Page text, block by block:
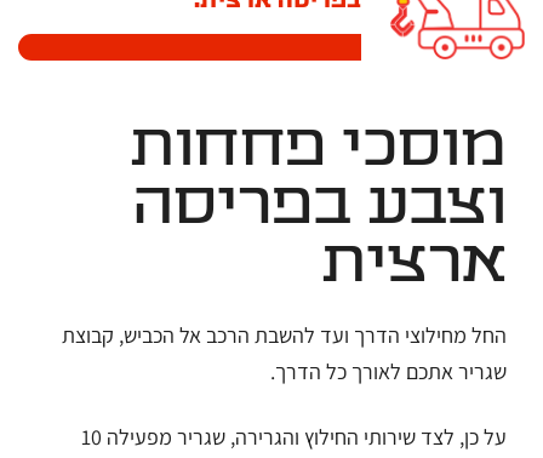
מוסכי פחחות
וצבע בפריסה
ארצית
החל מחילוצי הדרך ועד להשבת הרכב אל הכביש, קבוצת
שגריר אתכם לאורך כל הדרך.
על כן, לצד שירותי החילוץ והגרירה, שגריר מפעילה 10